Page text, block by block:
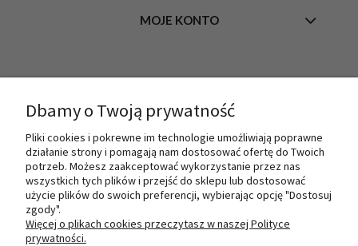
MOJE KONTO
INFORMACJE
O NAS
Dbamy o Twoją prywatność
Pliki cookies i pokrewne im technologie umożliwiają poprawne
działanie strony i pomagają nam dostosować ofertę do Twoich
potrzeb. Możesz zaakceptować wykorzystanie przez nas
wszystkich tych plików i przejść do sklepu lub dostosować
użycie plików do swoich preferencji, wybierając opcję "Dostosuj
zgody".
Więcej o plikach cookies przeczytasz w naszej Polityce
prywatności.